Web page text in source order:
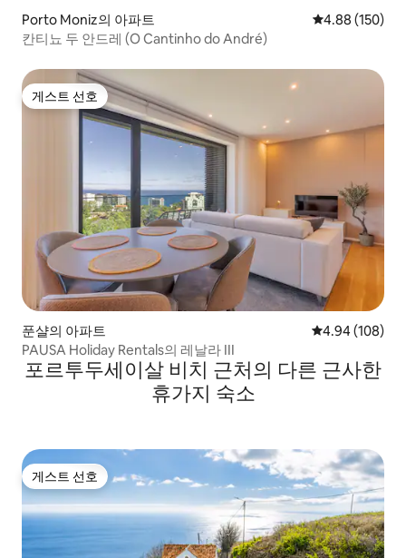
Porto Moniz의 아파트 평점 4.88점(5
4.88 (150)
칸티뇨 두 안드레 (O Cantinho do André)
게스트 선호
게스트 선호
푼샬의 아파트 평점 4.94점(5
4.94 (108)
PAUSA Holiday Rentals의 레날라 III
포르투두세이살 비치 근처의 다른 근사한
휴가지 숙소
게스트 선호
게스트 선호